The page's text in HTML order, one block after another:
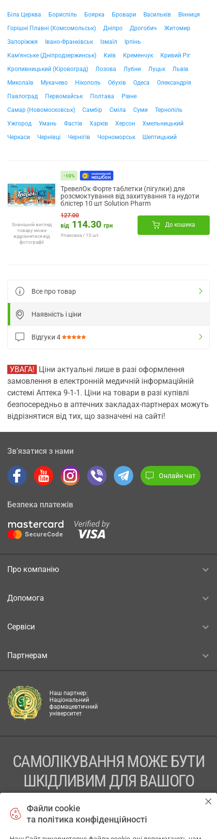
Біла Церква Бориспіль Боярка Бровари Васильків
Вінниця
Горішні Плавні (Комсомольськ)
Дніпро Дрогобич
Житомир
Запоріжжя
Івано-Франківськ Ізмаїл
Ірпінь
Кам'янське (Дніпродзержинськ)
Київ Кременчук
Кривий Ріг
Кропивницький (Кіровоград)
Лозова Лубни Луцьк
Львів
Миколаїв
Мукачево Нікополь Обухів Одеса
Олександрія
Павлоград
Первомайськ Полтава
Рівне
Самар (Новомосковськ)
Самбір Сміла Суми
Тернопіль
Ужгород
Умань Фастів Харків Херсон
Хмельницький
Черкаси
Чернівці Чернігів Чорноморськ Шептицький
Зовнішній вигляд
товару може
відрізнятися від
фотографії
-10%
ТревелОк Форте таблетки (пігулки) для
розсмоктування від захитування та нудоти
блістер 10 шт Solution Pharm
127.00
від 114.30 грн
Упаковка / 10 шт.
До кошика
Все про товар
Наявність і ціни
Відгуки 4
УВАГА! Ціни актуальні лише в разі оформлення
замовлення в електронній медичній інформаційній
системі Аптека 9-1-1. Ціни на товари в разі купівлі
безпосередньо в аптечних закладах-партнерах можуть
відрізнятися від тих, що зазначені на сайті!
Зв’язатися з нами
Онлайн чат
Безпека платежів
Про компанію
Допомога
Сервіси
Партнерам
Наш партнер:
Національний
фармацевтичний
університет
САМОЛІКУВАННЯ МОЖЕ БУТИ
ШКІДЛИВИМ ДЛЯ ВАШОГО
ПЕРЕД ЗАСТОСУВАННЯМ ПРЕПАРАТУ ПРОКОНСУЛЬТУЙТЕСЬ
Файли cookie
та політика конфіденційності